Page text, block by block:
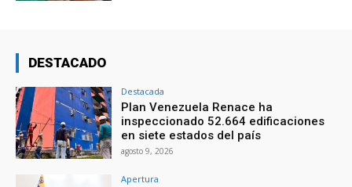
DESTACADO
Destacada
Plan Venezuela Renace ha
inspeccionado 52.664 edificaciones
en siete estados del país
agosto 9, 2026
Apertura